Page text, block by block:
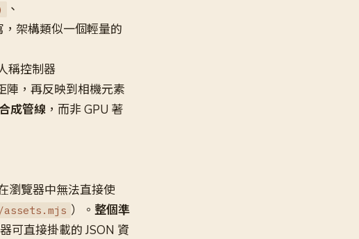
、
架構類似一個輕量的
稱控制器
陣，再反映到相機元素
成管線 ，而非 GPU 著
瀏覽器中無法直接使
）。 整個準
可直接掛載的 JSON 資